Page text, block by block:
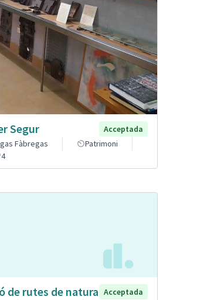
Segur
Acceptada
Fàbregas
Patrimoni
4
de rutes de natura Acceptada